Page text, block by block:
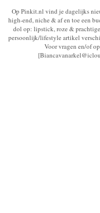
Op Pinkit.nl vind je dagelijks
high-end, niche & af en toe een
dol op: lipstick, roze &
persoonlijk/lifestyle artikel
Voor vragen en/of